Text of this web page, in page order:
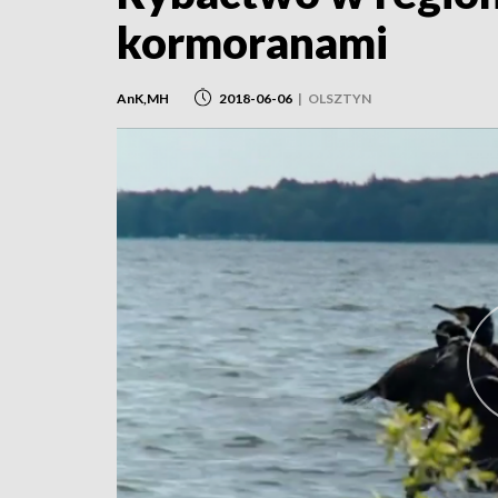
kormoranami
AnK,MH 2018-06-06 | OLSZTYN